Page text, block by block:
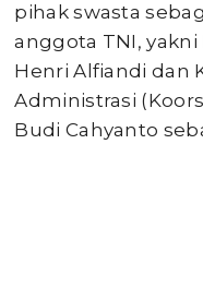
pihak swasta
anggota TNI, yakni
Henri Alfiandi dan
Administrasi
Budi Cahyanto